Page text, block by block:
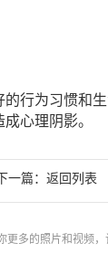
行为习惯和生
心理阴影。
一篇：返回列表
多的照片和视频，